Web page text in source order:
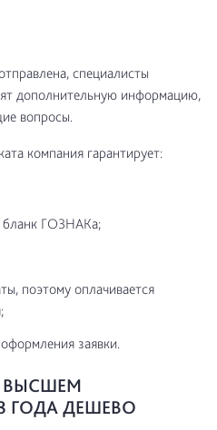
специалисты
дополнительную информацию,
вопросы.
компания гарантирует:
бланк ГОЗНАКа;
поэтому оплачивается
заявки.
ВЫСШЕМ
ГОДА ДЕШЕВО